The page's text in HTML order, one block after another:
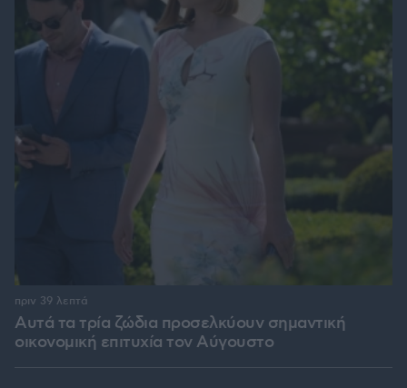
Αυτά τα τρία ζώδια προσελκύουν σημαντική
οικονομική επιτυχία τον Αύγουστο
πριν 39 λεπτά